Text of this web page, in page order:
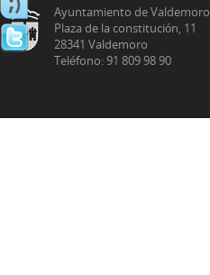
Ayuntamiento de Valdemoro
Plaza de la constitución, 11
28341 Valdemoro
Teléfono: 91 809 98 90